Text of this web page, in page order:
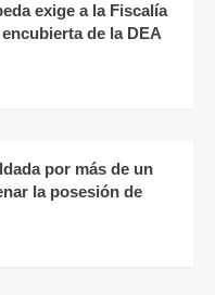
exige a la Fiscalía
de la DEA
por más de un
la posesión de